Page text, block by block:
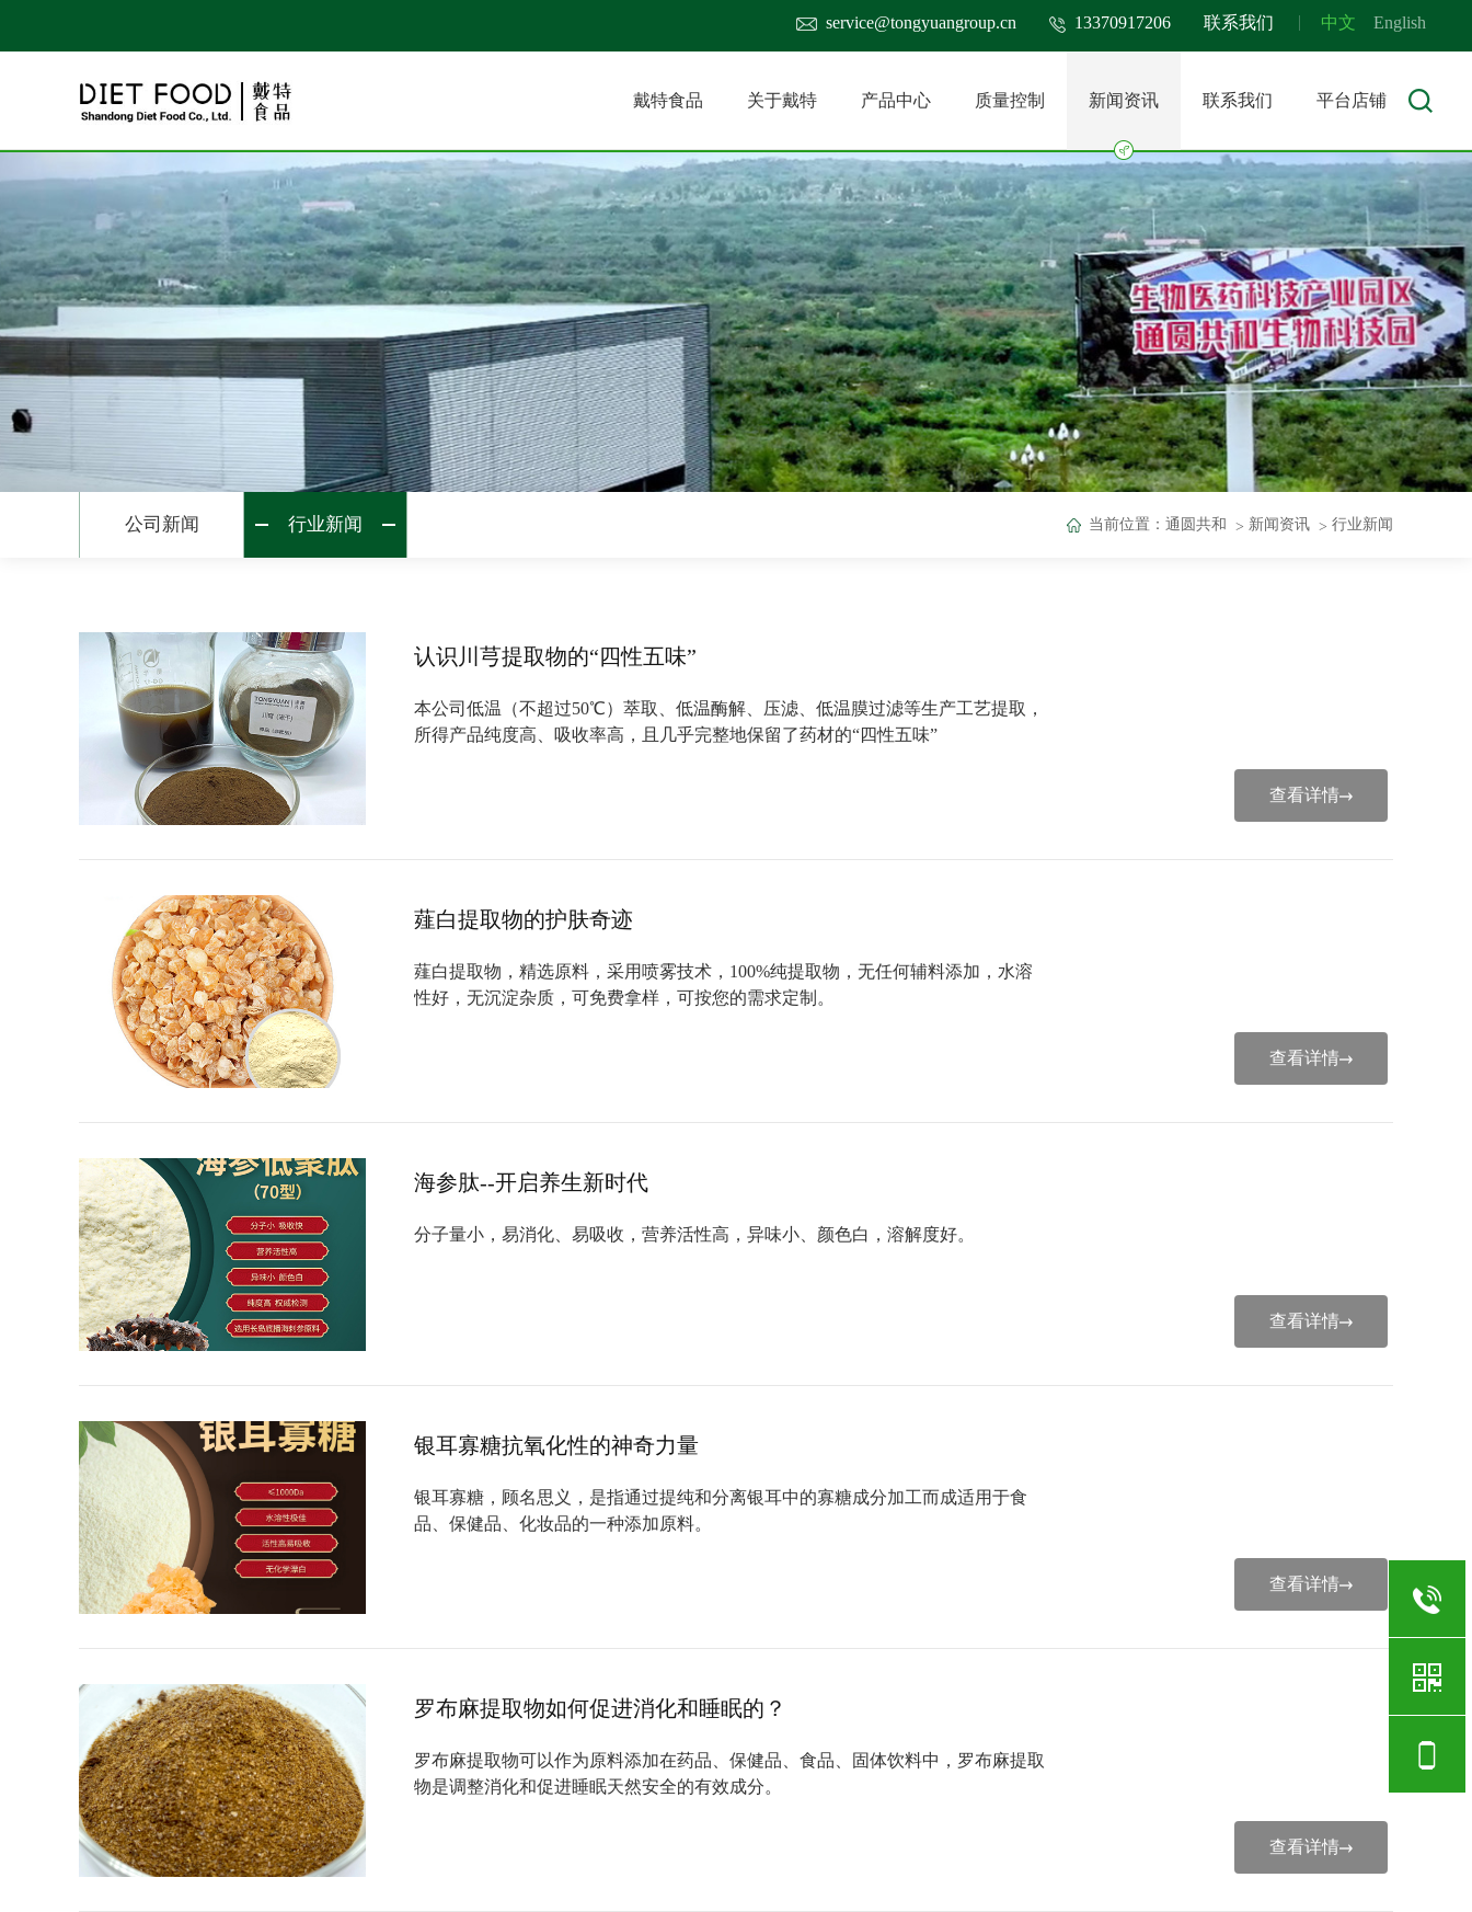
service@tongyuangroup.cn 13370917206 联系我们 中文 English
戴特食品 关于戴特 产品中心 质量控制 新闻资讯 联系我们 平台店铺
公司新闻 行业新闻 当前位置： 通圆共和 新闻资讯 行业新闻
查看详情
认识川芎提取物的“四性五味”
本公司低温（不超过50℃）萃取、低温酶解、压滤、低温膜过滤等生产工艺提取，
所得产品纯度高、吸收率高，且几乎完整地保留了药材的“四性五味”
查看详情
薤白提取物的护肤奇迹
薤白提取物，精选原料，采用喷雾技术，100%纯提取物，无任何辅料添加，水溶
性好，无沉淀杂质，可免费拿样，可按您的需求定制。
查看详情
海参肽--开启养生新时代
分子量小，易消化、易吸收，营养活性高，异味小、颜色白，溶解度好。
查看详情
银耳寡糖抗氧化性的神奇力量
银耳寡糖，顾名思义，是指通过提纯和分离银耳中的寡糖成分加工而成适用于食
品、保健品、化妆品的一种添加原料。
查看详情
罗布麻提取物如何促进消化和睡眠的？
罗布麻提取物可以作为原料添加在药品、保健品、食品、固体饮料中，罗布麻提取
物是调整消化和促进睡眠天然安全的有效成分。